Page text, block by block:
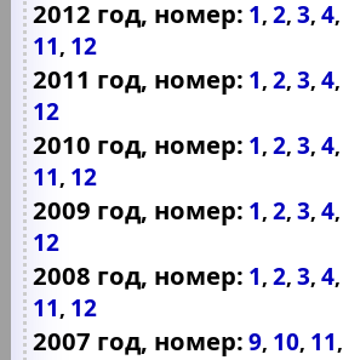
2012 год, номер: 1,2,3,4,
11, 12
2011 год, номер: 1,2,3,4,
12
2010 год, номер: 1,2,3,4,
11, 12
2009 год, номер: 1,2,3,4,
12
2008 год, номер: 1,2,3,4,
11, 12
2007 год, номер: 9, 10, 11,